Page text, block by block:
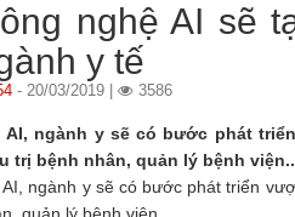
nghệ AI sẽ
y tế
- 20/03/2019 | 3586
AI, ngành y sẽ có bước phát
trị bệnh nhân, quản lý bệnh
AI, ngành y sẽ có bước phát triển